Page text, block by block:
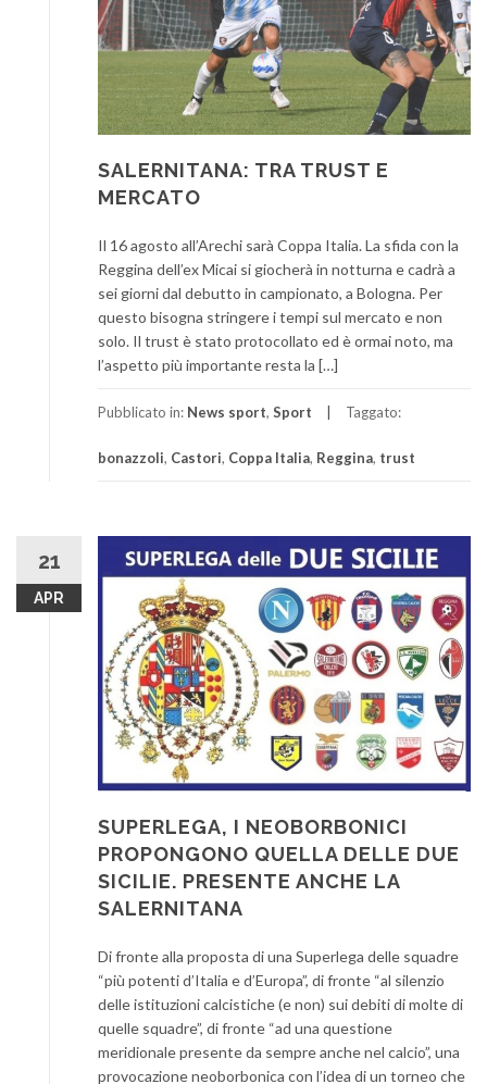
SALERNITANA: TRA TRUST E
MERCATO
Il 16 agosto all’Arechi sarà Coppa Italia. La sfida con la
Reggina dell’ex Micai si giocherà in notturna e cadrà a
sei giorni dal debutto in campionato, a Bologna. Per
questo bisogna stringere i tempi sul mercato e non
solo. Il trust è stato protocollato ed è ormai noto, ma
l’aspetto più importante resta la […]
Pubblicato in: News sport, Sport Taggato:
bonazzoli, Castori, Coppa Italia, Reggina, trust
21
APR
SUPERLEGA, I NEOBORBONICI
PROPONGONO QUELLA DELLE DUE
SICILIE. PRESENTE ANCHE LA
SALERNITANA
Di fronte alla proposta di una Superlega delle squadre
“più potenti d’Italia e d’Europa”, di fronte “al silenzio
delle istituzioni calcistiche (e non) sui debiti di molte di
quelle squadre”, di fronte “ad una questione
meridionale presente da sempre anche nel calcio”, una
provocazione neoborbonica con l’idea di un torneo che